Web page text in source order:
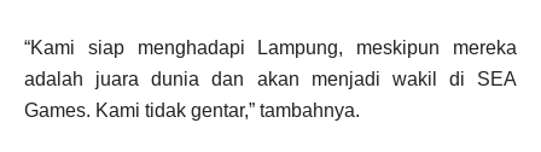
“Kami siap menghadapi Lampung, meskipun mereka
adalah juara dunia dan akan menjadi wakil di SEA
Games. Kami tidak gentar,” tambahnya.